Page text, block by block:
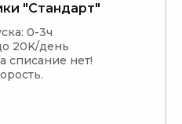
"Стандарт"
0-3ч
20K/день
списание нет!